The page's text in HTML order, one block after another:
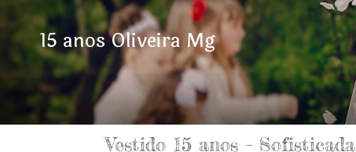
15 anos Oliveira Mg
Vestido 15 anos – Sofisticada